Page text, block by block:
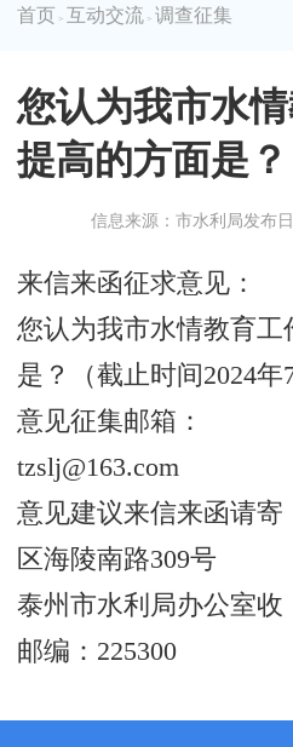
首页 > 互动交流 > 调查征集
您认为我市水
提高的方面是？
信息来源：市水利局发布
来信来函征求意见：
您认为我市水情教育工
是？（截止时间2024年
意见征集邮箱：
tzslj@163.com
意见建议来信来函请
区海陵南路309号
泰州市水利局办公室收
邮编：225300